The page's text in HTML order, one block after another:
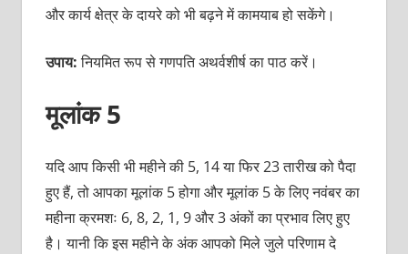
और कार्य क्षेत्र के दायरे को भी बढ़ने में कामयाब हो सकेंगे।
उपाय:नियमित रूप से गणपति अथर्वशीर्ष का पाठ करें।
मूलांक 5
यदि आप किसी भी महीने की 5, 14 या फिर 23 तारीख को पैदा
हुए हैं, तो आपका मूलांक 5 होगा और मूलांक 5 के लिए नवंबर का
महीना क्रमशः 6, 8, 2, 1, 9 और 3 अंकों का प्रभाव लिए हुए
है। यानी कि इस महीने के अंक आपको मिले जुले परिणाम दे